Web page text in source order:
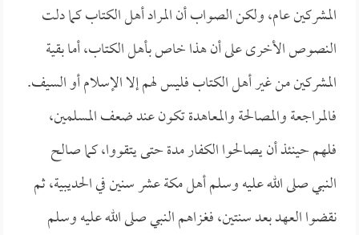
المشركين عام، ولكن الصواب أن المراد أهل الكتاب كما دلت
النصوص الأخرى على أن هذا خاص بأهل الكتاب، أما بقية
المشركين من غير أهل الكتاب فليس لهم إلا الإسلام أو السيف.
فالمراجعة والمصالحة والمعاهدة تكون عند ضعف المسلمين،
فلهم حينئذ أن يصالحوا الكفار مدة حتى يتقووا، كما صالح
النبي صلى الله عليه وسلم أهل مكة عشر سنين في الحديبية، ثم
نقضوا العهد بعد سنتين، فغزاهم النبي صلى الله عليه وسلم